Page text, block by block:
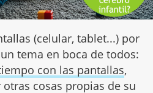
(celular, tablet...) por
tema en boca de todos:
con las pantallas,
cosas propias de su